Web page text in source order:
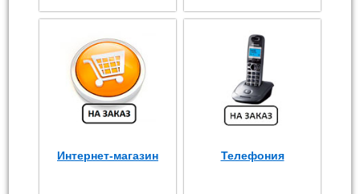
Интернет-магазин Телефония